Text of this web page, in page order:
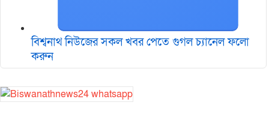
বিশ্বনাথ নিউজের সকল খবর পেতে গুগল চ‌্যানেল ফলো
করুন